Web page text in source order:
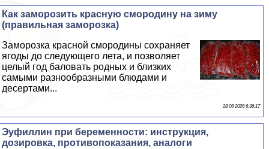
Как заморозить красную смородину на зиму
(правильная заморозка)
Заморозка красной смородины сохраняет
ягоды до следующего лета, и позволяет
целый год баловать родных и близких
самыми разнообразными блюдами и
десертами...
28 06 2026 6:36:17
Эуфиллин при беременности: инструкция,
дозировка, противопоказания, аналоги